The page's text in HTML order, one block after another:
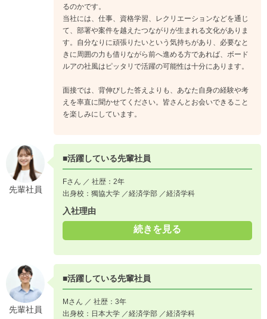
るのかです。
当社には、仕事、資格学習、レクリエーションなどを通じ
て、部署や案件を越えたつながりが生まれる文化がありま
す。自分なりに頑張りたいという気持ちがあり、必要なと
きに周囲の力も借りながら前へ進める方であれば、ボード
ルアの社風はピッタリで活躍の可能性は十分にあります。
面接では、背伸びした答えよりも、あなた自身の経験や考
えを率直に聞かせてください。皆さんとお会いできること
を楽しみにしています。
先輩社員
■活躍している先輩社員
Fさん ／ 社歴：2年
出身校：獨協大学 ／経済学部 ／経済学科
入社理由
続きを見る
先輩社員
■活躍している先輩社員
Mさん ／ 社歴：3年
出身校：日本大学 ／経済学部 ／経済学科